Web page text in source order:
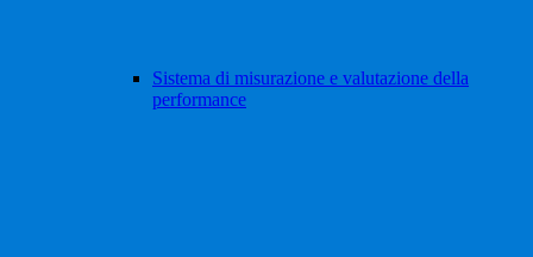
Sistema di misurazione e valutazione della
performance